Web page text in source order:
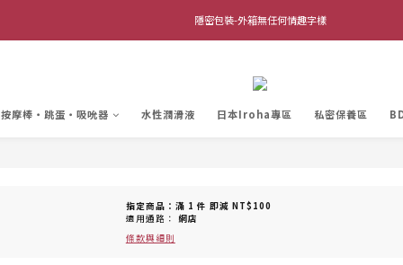
全館單筆滿$1,000 超商取貨免運費 (不含離島及海外地區)
隱密包裝-外箱無任何情趣字樣
按摩棒・跳蛋・吸吮器 水性潤滑液 日本Iroha專區 私密保養區
指定商品：滿 1 件 即減 NT$100
適用通路： 網店
條款與細則